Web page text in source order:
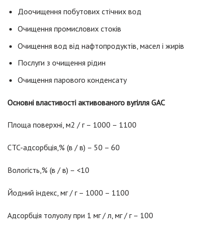
Доочищення побутових стічних вод
Очищення промислових стоків
Очищення вод від нафтопродуктів, масел і жирів
Послуги з очищення рідин
Очищення парового конденсату
Основні властивості активованого вугілля GAC
Площа поверхні, м2 / г – 1000 – 1100
CTC-адсорбція,% (в / в) – 50 – 60
Вологість,% (в / в) – <10
Йодний індекс, мг / г – 1000 – 1100
Адсорбція толуолу при 1 мг / л, мг / г – 100